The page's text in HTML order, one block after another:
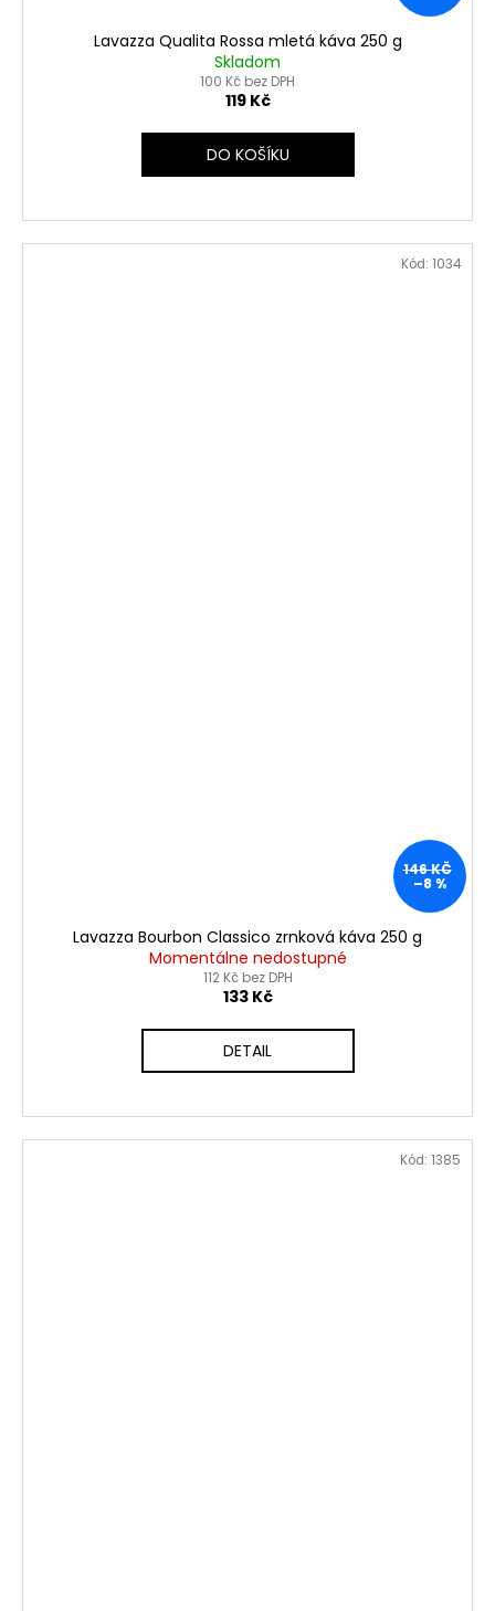
Lavazza Qualita Rossa mletá káva 250 g
Skladom
100 Kč bez DPH
119 Kč
DO KOŠÍKU
146 KČ
–8 %
Lavazza Bourbon Classico zrnková káva 250 g
Momentálne nedostupné
112 Kč bez DPH
133 Kč
DETAIL
Kód: 1034
Kód: 1385